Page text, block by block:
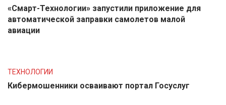
«Смарт-Технологии» запустили приложение для
автоматической заправки самолетов малой
авиации
ТЕХНОЛОГИИ
Кибермошенники осваивают портал Госуслуг